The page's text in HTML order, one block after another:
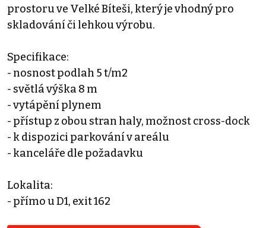
prostoru ve Velké Bíteši, který je vhodný pro
skladování či lehkou výrobu.
Specifikace:
- nosnost podlah 5 t/m2
- světlá výška 8 m
- vytápění plynem
- přístup z obou stran haly, možnost cross-dock
- k dispozici parkování v areálu
- kanceláře dle požadavku
Lokalita:
- přímo u D1, exit 162